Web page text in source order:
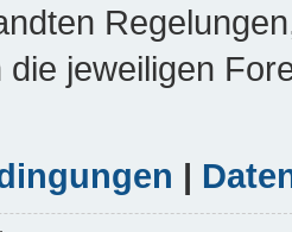
die jeweiligen
|